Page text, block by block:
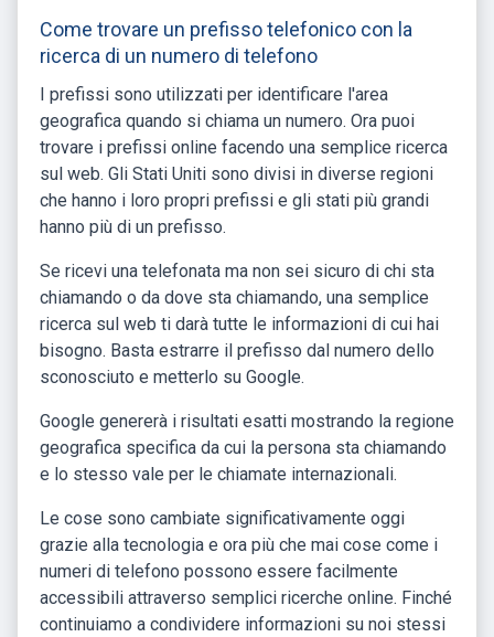
Come trovare un prefisso telefonico con la
ricerca di un numero di telefono
I prefissi sono utilizzati per identificare l'area
geografica quando si chiama un numero. Ora puoi
trovare i prefissi online facendo una semplice ricerca
sul web. Gli Stati Uniti sono divisi in diverse regioni
che hanno i loro propri prefissi e gli stati più grandi
hanno più di un prefisso.
Se ricevi una telefonata ma non sei sicuro di chi sta
chiamando o da dove sta chiamando, una semplice
ricerca sul web ti darà tutte le informazioni di cui hai
bisogno. Basta estrarre il prefisso dal numero dello
sconosciuto e metterlo su Google.
Google genererà i risultati esatti mostrando la regione
geografica specifica da cui la persona sta chiamando
e lo stesso vale per le chiamate internazionali.
Le cose sono cambiate significativamente oggi
grazie alla tecnologia e ora più che mai cose come i
numeri di telefono possono essere facilmente
accessibili attraverso semplici ricerche online. Finché
continuiamo a condividere informazioni su noi stessi